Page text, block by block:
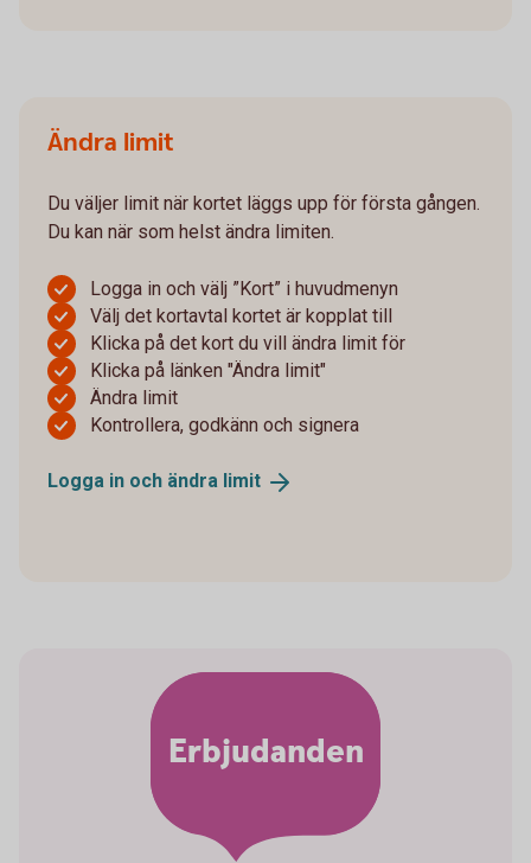
Ändra limit
Du väljer limit när kortet läggs upp för första gången.
Du kan när som helst ändra limiten.
Logga in och välj ”Kort” i huvudmenyn
Välj det kortavtal kortet är kopplat till
Klicka på det kort du vill ändra limit för
Klicka på länken "Ändra limit"
Ändra limit
Kontrollera, godkänn och signera
Logga in och ändra limit
Erbjudanden